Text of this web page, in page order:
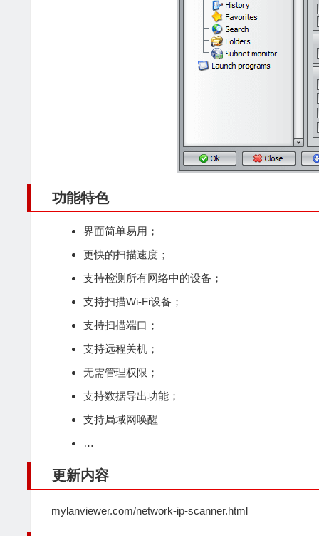
功能特色
界面简单易用；
更快的扫描速度；
支持检测所有网络中的设备；
支持扫描Wi-Fi设备；
支持扫描端口；
支持远程关机；
无需管理权限；
支持数据导出功能；
支持局域网唤醒
…
更新内容
mylanviewer.com/network-ip-scanner.html